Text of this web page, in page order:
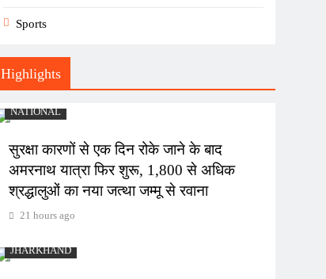
Sports
Highlights
NATIONAL
सुरक्षा कारणों से एक दिन रोके जाने के बाद
अमरनाथ यात्रा फिर शुरू, 1,800 से अधिक
श्रद्धालुओं का नया जत्था जम्मू से रवाना
21 hours ago
JHARKHAND